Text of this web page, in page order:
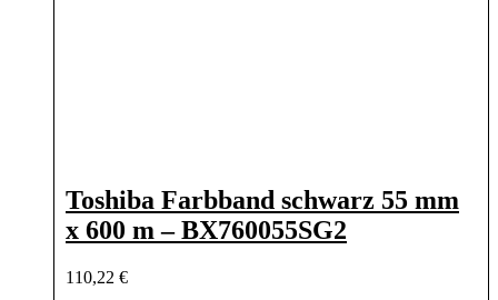
Toshiba Farbband schwarz 55 mm
x 600 m – BX760055SG2
110,22 €